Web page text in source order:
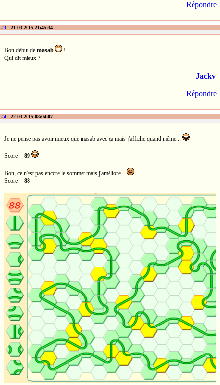
Répondre
#3 - 21-03-2015 21:45:34
Bon début de masab
!
Qui dit mieux ?
Jackv
Répondre
#4 - 22-03-2015 08:04:07
Je ne pense pas avoir mieux que masab avec ça mais j'affiche quand même...
Score =89
Bon, ce n'est pas encore le sommet mais j'améliore...
Score = 88